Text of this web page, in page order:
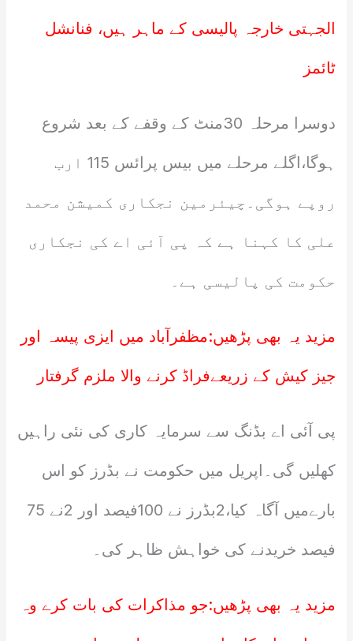
الجہتی خارجہ پالیسی کے ماہر ہیں، فنانشل
ٹائمز
دوسرا مرحلہ 30منٹ کے وقفے کے بعد شروع
ہوگا،اگلے مرحلے میں بیس پرائس 115 ارب
روپے ہوگی۔چیئرمین نجکاری کمیشن محمد
علی کا کہنا ہے کہ پی آئی اے کی نجکاری
حکومت کی پالیسی ہے۔
مزید یہ بھی پڑھیں:مظفرآباد میں ایزی پیسہ اور
جیز کیش کے زریعےفراڈ کرنے والا ملزم گرفتار
پی آئی اے بڈنگ سے سرمایہ کاری کی نئی راہیں
کھلیں گی۔اپریل میں حکومت نے بڈرز کو اس
بارےمیں آگاہ کیا،2بڈرز نے 100فیصد اور 2نے 75
فیصد خریدنے کی خواہش ظاہر کی۔
مزید یہ بھی پڑھیں:جو مذاکرات کی بات کرے وہ